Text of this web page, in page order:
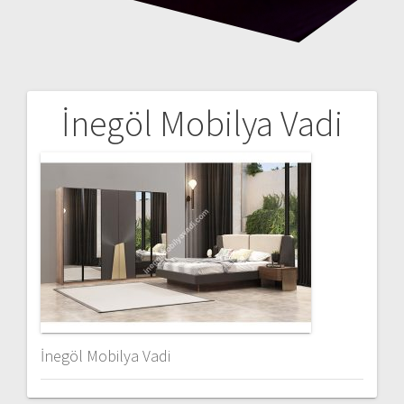
İnegöl Mobilya Vadi
İnegöl Mobilya Vadi
Yazı
gezinmesi